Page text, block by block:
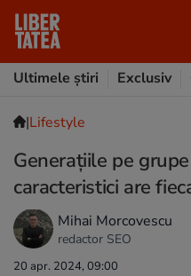
Ultimele știri
Exclusiv
|Lifestyle
Generaţiile pe
caracteristici are
Mihai Morcovescu
redactor SEO
20 apr. 2024, 09:00